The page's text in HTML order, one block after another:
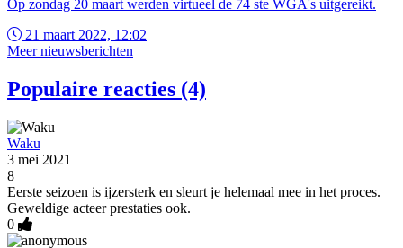
Op zondag 20 maart werden virtueel de 74 ste WGA's uitgereikt.
21 maart 2022, 12:02
Meer nieuwsberichten
Populaire reacties (4)
Waku
3 mei 2021
8
Eerste seizoen is ijzersterk en sleurt je helemaal mee in het proces.
Geweldige acteer prestaties ook.
0